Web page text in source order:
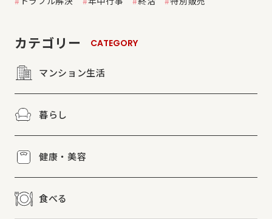
カテゴリー CATEGORY
マンション生活
暮らし
健康・美容
食べる